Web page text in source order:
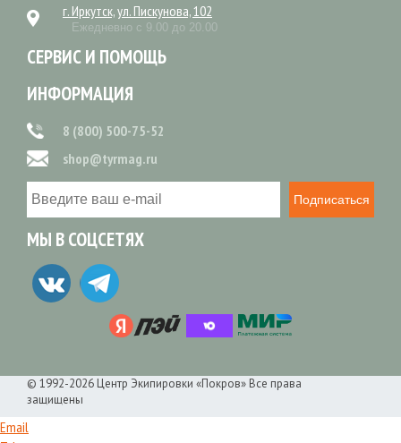
г. Иркутск, ул. Пискунова, 102
Ежедневно с 9.00 до 20.00
СЕРВИС И ПОМОЩЬ
ИНФОРМАЦИЯ
8 (800) 500-75-52
shop@tyrmag.ru
Подписаться
МЫ В СОЦСЕТЯХ
© 1992-2026 Центр Экипировки «Покров» Все права
защищены
Email